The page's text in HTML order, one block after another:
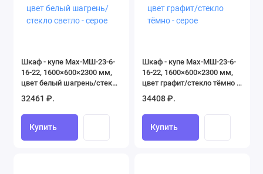
Шкаф - купе Max-МШ-23-6-
16-22, 1600×600×2300 мм,
цвет белый шагрень/стекло
32461 ₽.
Купить
Шкаф - купе Max-МШ-23-6-
16-22, 1600×600×2300 мм,
цвет графит/стекло тёмно -
34408 ₽.
Купить